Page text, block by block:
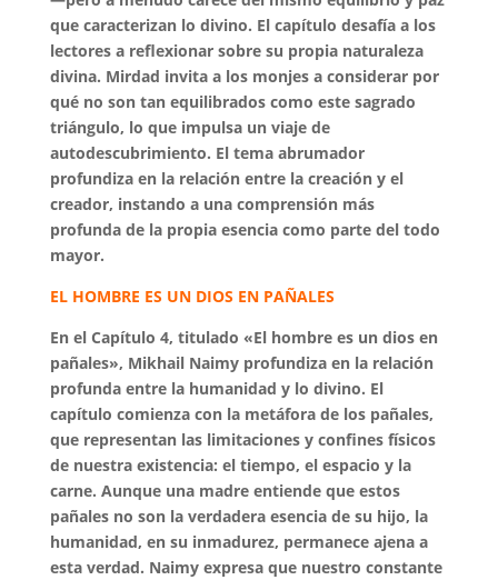
que caracterizan lo divino. El capítulo desafía a los
lectores a reflexionar sobre su propia naturaleza
divina. Mirdad invita a los monjes a considerar por
qué no son tan equilibrados como este sagrado
triángulo, lo que impulsa un viaje de
autodescubrimiento. El tema abrumador
profundiza en la relación entre la creación y el
creador, instando a una comprensión más
profunda de la propia esencia como parte del todo
mayor.
EL HOMBRE ES UN DIOS EN PAÑALES
En el Capítulo 4, titulado «El hombre es un dios en
pañales», Mikhail Naimy profundiza en la relación
profunda entre la humanidad y lo divino. El
capítulo comienza con la metáfora de los pañales,
que representan las limitaciones y confines físicos
de nuestra existencia: el tiempo, el espacio y la
carne. Aunque una madre entiende que estos
pañales no son la verdadera esencia de su hijo, la
humanidad, en su inmadurez, permanece ajena a
esta verdad. Naimy expresa que nuestro constante